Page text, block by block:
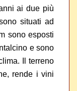
ai due più
situati ad
sono esposti
e sono
Il terreno
rende i vini